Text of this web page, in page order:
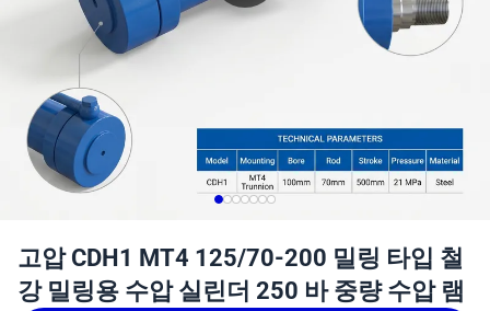
고압 CDH1 MT4 125/70-200 밀링 타입 철
강 밀링용 수압 실린더 250 바 중량 수압 램